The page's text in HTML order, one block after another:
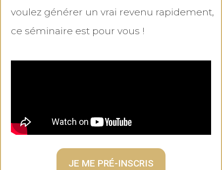
voulez générer un vrai revenu rapidement,
ce séminaire est pour vous !
JE ME PRÉ-INSCRIS